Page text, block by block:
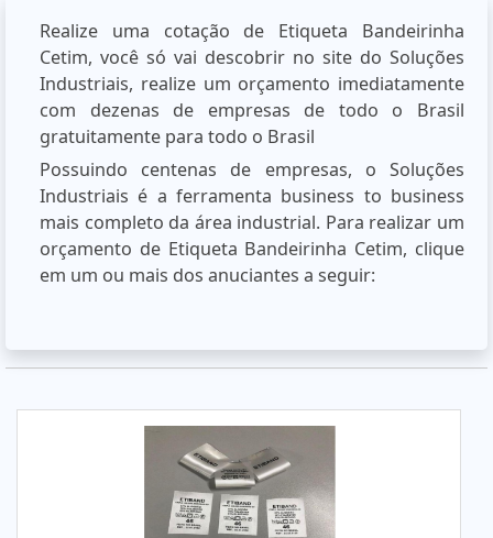
Realize uma cotação de Etiqueta Bandeirinha
Cetim, você só vai descobrir no site do Soluções
Industriais, realize um orçamento imediatamente
com dezenas de empresas de todo o Brasil
gratuitamente para todo o Brasil
Possuindo centenas de empresas, o Soluções
Industriais é a ferramenta business to business
mais completo da área industrial. Para realizar um
orçamento de Etiqueta Bandeirinha Cetim, clique
em um ou mais dos anuciantes a seguir: